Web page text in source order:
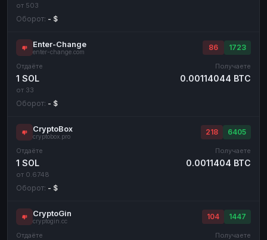
от 503
Оборот: - $
Enter-Change
enter-change.com
86 1723
Отдаёте
1 SOL
от 33
Получаете
0.00114044 BTC
Оборот: - $
CryptoBox
cryptobox.pro
218 6405
Отдаёте
1 SOL
от 0.6748
Получаете
0.0011404 BTC
Оборот: - $
CryptoGin
cryptogin.cc
104 1447
Отдаёте Получаете